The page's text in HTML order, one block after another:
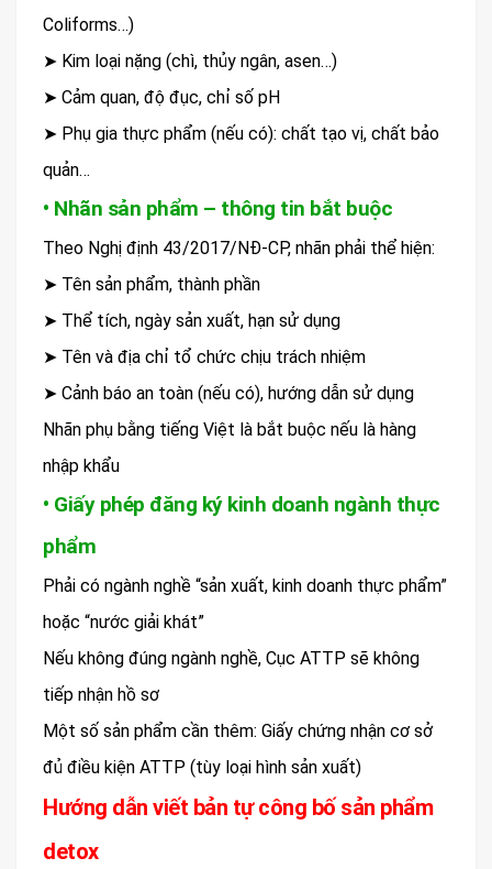
Coliforms…)
➤ Kim loại nặng (chì, thủy ngân, asen…)
➤ Cảm quan, độ đục, chỉ số pH
➤ Phụ gia thực phẩm (nếu có): chất tạo vị, chất bảo
quản…
• Nhãn sản phẩm – thông tin bắt buộc
Theo Nghị định 43/2017/NĐ-CP, nhãn phải thể hiện:
➤ Tên sản phẩm, thành phần
➤ Thể tích, ngày sản xuất, hạn sử dụng
➤ Tên và địa chỉ tổ chức chịu trách nhiệm
➤ Cảnh báo an toàn (nếu có), hướng dẫn sử dụng
Nhãn phụ bằng tiếng Việt là bắt buộc nếu là hàng
nhập khẩu
• Giấy phép đăng ký kinh doanh ngành thực
phẩm
Phải có ngành nghề “sản xuất, kinh doanh thực phẩm”
hoặc “nước giải khát”
Nếu không đúng ngành nghề, Cục ATTP sẽ không
tiếp nhận hồ sơ
Một số sản phẩm cần thêm: Giấy chứng nhận cơ sở
đủ điều kiện ATTP (tùy loại hình sản xuất)
Hướng dẫn viết bản tự công bố sản phẩm
detox